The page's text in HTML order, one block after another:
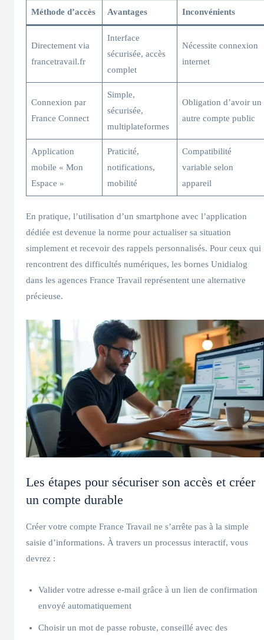
Méthode d’accès Avantages Inconvénients
Directement via
francetravail.fr
Interface
sécurisée, accès
complet
Nécessite connexion
internet
Connexion par
France Connect
Simple,
sécurisée,
multiplateformes
Obligation d’avoir un
autre compte public
Application
mobile « Mon
Espace »
Praticité,
notifications,
mobilité
Compatibilité
variable selon
appareil
En pratique, l’utilisation d’un smartphone avec l’application
dédiée est devenue la norme pour actualiser sa situation
simplement et recevoir des rappels personnalisés. Pour ceux qui
rencontrent des difficultés numériques, les bornes Unidialog
dans les agences France Travail représentent une alternative
précieuse.
Les étapes pour sécuriser son accès et créer
un compte durable
Créer votre compte France Travail ne s’arrête pas à la simple
saisie d’informations. À travers un processus interactif, vous
devrez :
Valider votre adresse e-mail grâce à un lien de confirmation
envoyé automatiquement
Choisir un mot de passe robuste, conseillé avec des